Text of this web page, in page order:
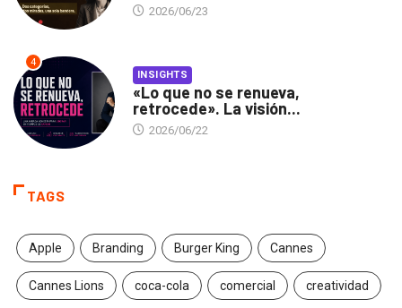
2026/06/23
4
INSIGHTS
«Lo que no se renueva,
retrocede». La visión...
2026/06/22
TAGS
Apple Branding Burger King Cannes
Cannes Lions coca-cola comercial creatividad